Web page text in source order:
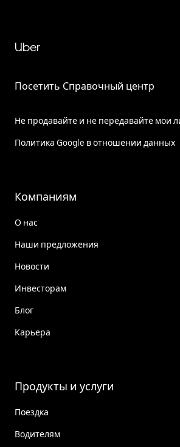
Uber
Посетить Справочный центр
Не продавайте и не передавайте мои
Политика Google в отношении данных
Компаниям
О нас
Наши предложения
Новости
Инвесторам
Блог
Карьера
Продукты и услуги
Поездка
Водителям